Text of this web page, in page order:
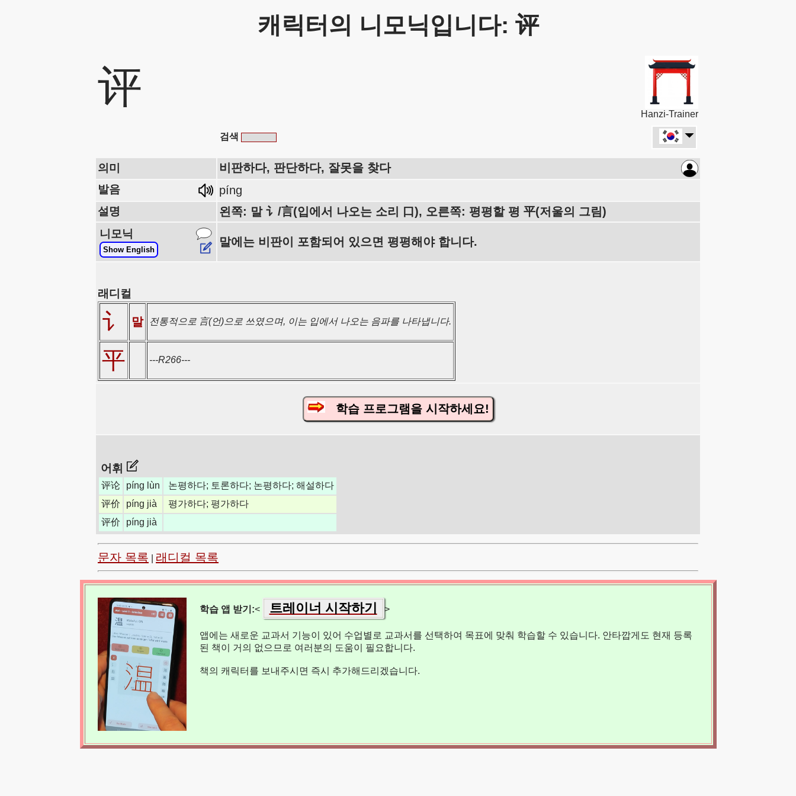
캐릭터의 니모닉입니다: 评
评
Hanzi-Trainer
검색
의미 비판하다, 판단하다, 잘못을 찾다
발음 píng
설명 왼쪽: 말 讠/言(입에서 나오는 소리 口), 오른쪽: 평평할 평 平(저울의 그림)
니모닉
Show English
말에는 비판이 포함되어 있으면 평평해야 합니다.
래디컬
讠 말 전통적으로 言(언)으로 쓰였으며, 이는 입에서 나오는 음파를 나타냅니다.
平 ---R266---
학습 프로그램을 시작하세요!
어휘
评论 píng lùn
논평하다; 토론하다; 논평하다; 해설하다
评价
píng jià
평가하다; 평가하다
评价
píng jià
문자 목록 래디컬 목록
학습 앱 받기:< 트레이너 시작하기 >
앱에는 새로운 교과서 기능이 있어 수업별로 교과서를 선택하여 목표에 맞춰 학습할 수 있습니다. 안타깝게도 현재 등록
된 책이 거의 없으므로 여러분의 도움이 필요합니다.
책의 캐릭터를 보내주시면 즉시 추가해드리겠습니다.